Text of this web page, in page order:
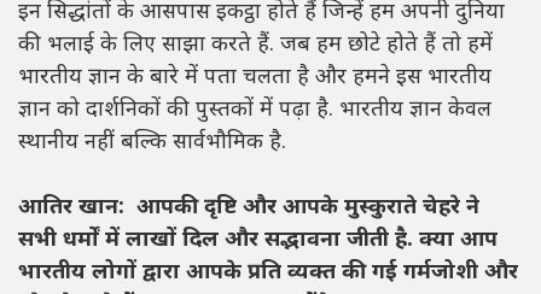
इन सिद्धांतों के आसपास इकट्ठा होते हैं जिन्हें हम अपनी दुनिया
की भलाई के लिए साझा करते हैं. जब हम छोटे होते हैं तो हमें
भारतीय ज्ञान के बारे में पता चलता है और हमने इस भारतीय
ज्ञान को दार्शनिकों की पुस्तकों में पढ़ा है. भारतीय ज्ञान केवल
स्थानीय नहीं बल्कि सार्वभौमिक है.
आतिर खान: आपकी दृष्टि और आपके मुस्कुराते चेहरे ने
सभी धर्मों में लाखों दिल और सद्भावना जीती है. क्या आप
भारतीय लोगों द्वारा आपके प्रति व्यक्त की गई गर्मजोशी और